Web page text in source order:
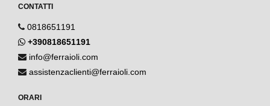
CONTATTI
0818651191
+390818651191
info@ferraioli.com
assistenzaclienti@ferraioli.com
ORARI